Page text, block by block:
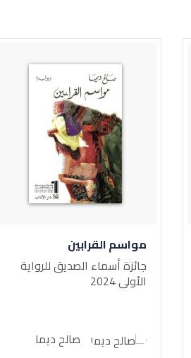
مواسم القرابين
جائزة أسماء الصديق للرواية
الأولى 2024
صالح ديما